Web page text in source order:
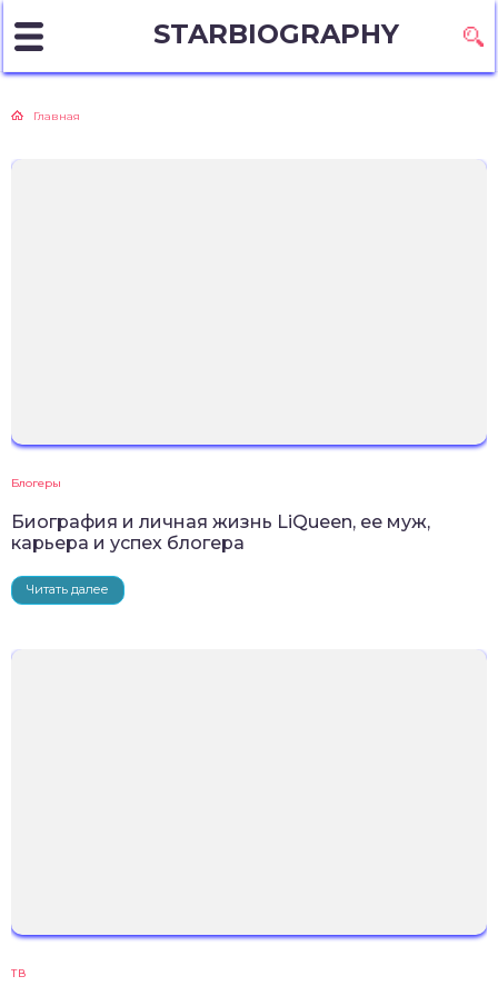
STARBIOGRAPHY
Главная
Блогеры
Биография и личная жизнь LiQueen, ее муж,
карьера и успех блогера
Читать далее
ТВ